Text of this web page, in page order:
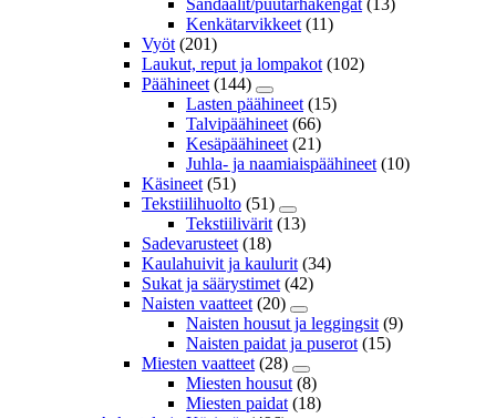
Sandaalit/puutarhakengät (13)
Kenkätarvikkeet (11)
Vyöt (201)
Laukut, reput ja lompakot (102)
Päähineet (144)
Lasten päähineet (15)
Talvipäähineet (66)
Kesäpäähineet (21)
Juhla- ja naamiaispäähineet (10)
Käsineet (51)
Tekstiilihuolto (51)
Tekstiilivärit (13)
Sadevarusteet (18)
Kaulahuivit ja kaulurit (34)
Sukat ja säärystimet (42)
Naisten vaatteet (20)
Naisten housut ja leggingsit (9)
Naisten paidat ja puserot (15)
Miesten vaatteet (28)
Miesten housut (8)
Miesten paidat (18)